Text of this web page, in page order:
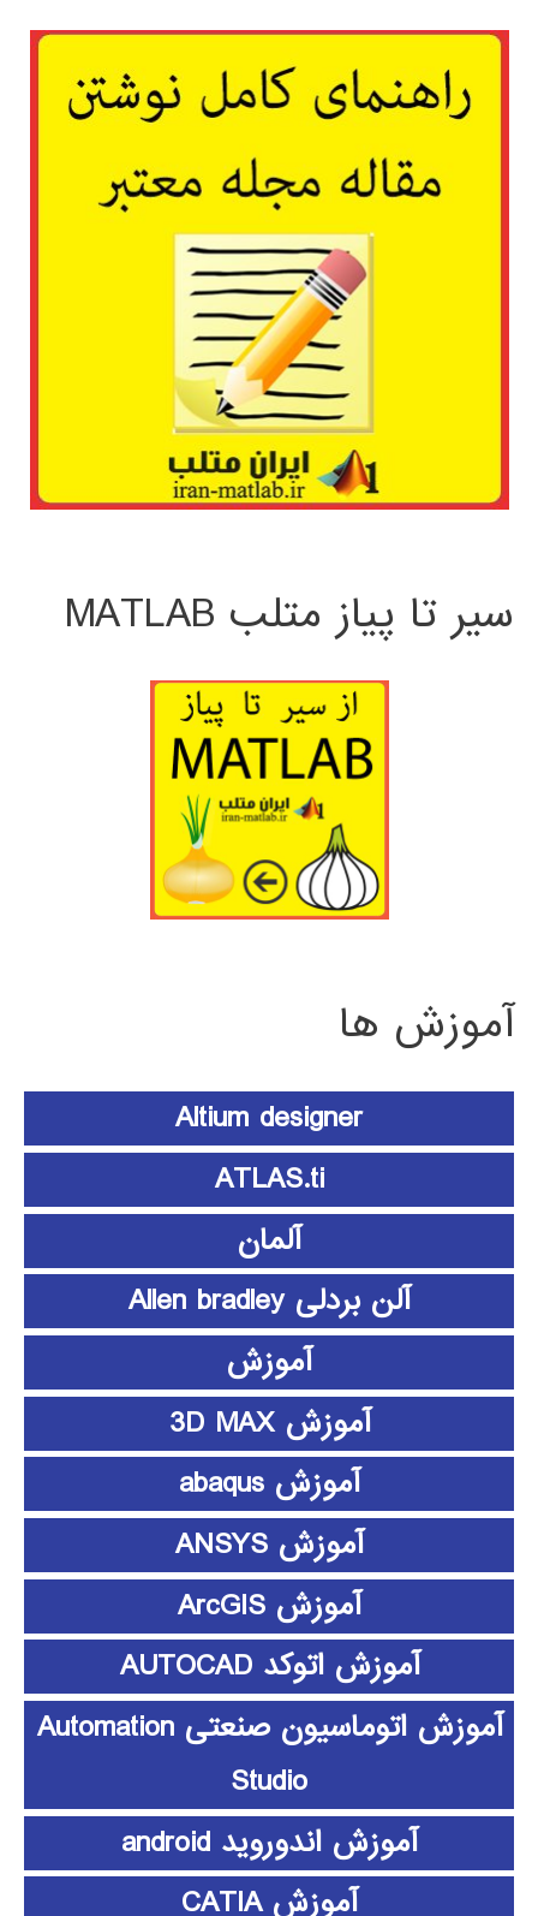
سیر تا پیاز متلب MATLAB
آموزش ها
Altium designer
ATLAS.ti
آلمان
آلن بردلی Allen bradley
آموزش
آموزش 3D MAX
آموزش abaqus
آموزش ANSYS
آموزش ArcGIS
آموزش اتوکد AUTOCAD
آموزش اتوماسیون صنعتی Automation
Studio
آموزش اندوروید android
آموزش CATIA